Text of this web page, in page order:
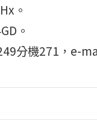
。
。
分機271，e-